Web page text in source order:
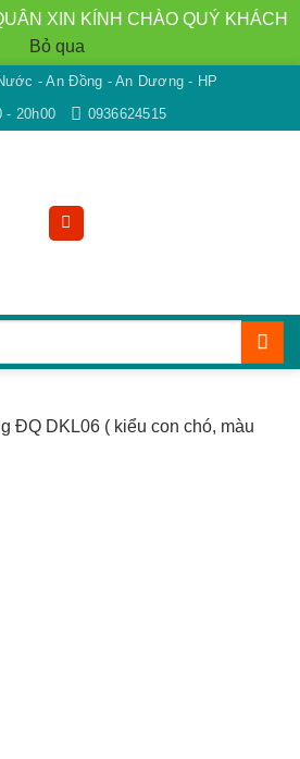
XIN KÍNH CHÀO QUÝ KHÁCH
Bỏ qua
- An Đồng - An Dương - HP
- 20h00
0936624515